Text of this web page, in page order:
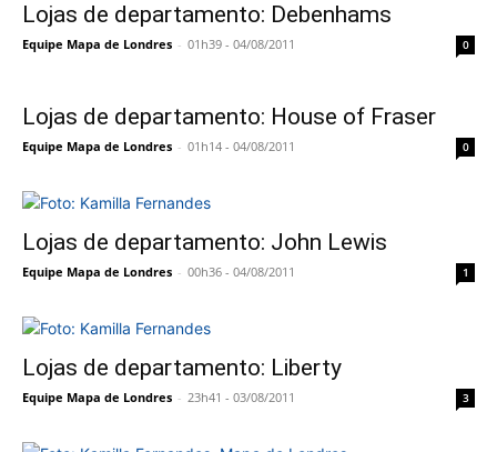
Lojas de departamento: Debenhams
Equipe Mapa de Londres - 01h39 - 04/08/2011 0
Lojas de departamento: House of Fraser
Equipe Mapa de Londres - 01h14 - 04/08/2011 0
Lojas de departamento: John Lewis
Equipe Mapa de Londres - 00h36 - 04/08/2011 1
Lojas de departamento: Liberty
Equipe Mapa de Londres - 23h41 - 03/08/2011 3